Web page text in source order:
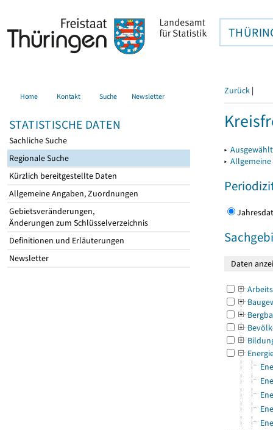
Home Kontakt Suche Newsletter
STATISTISCHE DATEN
Sachliche Suche
Regionale Suche
Kürzlich bereitgestellte Daten
Allgemeine Angaben, Zuordnungen
Gebietsveränderungen,
Änderungen zum Schlüsselverzeichnis
Definitionen und Erläuterungen
Newsletter
Zurück |
▸
▸